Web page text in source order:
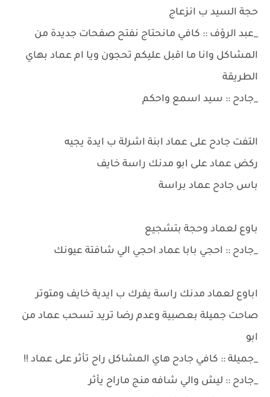
حجة السيد ب انزعاج
_عبد الرؤف :: كافي مانحتاج نفتح صفحات جديدة من
المشاكل وانا ما اقبل عليكم تحجون ويا ام عماد بهاي
الطريقة
_جادح :: سيد اسمع واحكم
التفت جادح على عماد ابنة اشرلة ب ايدة يجيه
ركض عماد على ابو مدنك راسة خايف
باس جادح عماد براسة
باوع لعماد وحجة بتشجيع
_جادح :: احجي بابا عماد احجي الي شافتة عيونك
اباوع لعماد مدنك راسة يفرك ب ايدية خايف ومتوتر
صاحت جميلة بعصبية وعدم رضا تريد تسحب عماد من
ابو
_جميلة :: كافي جادح هاي المشاكل راح تأثر على عماد !!
_جادح :: ليش والي شافه منج ماراح يأثر